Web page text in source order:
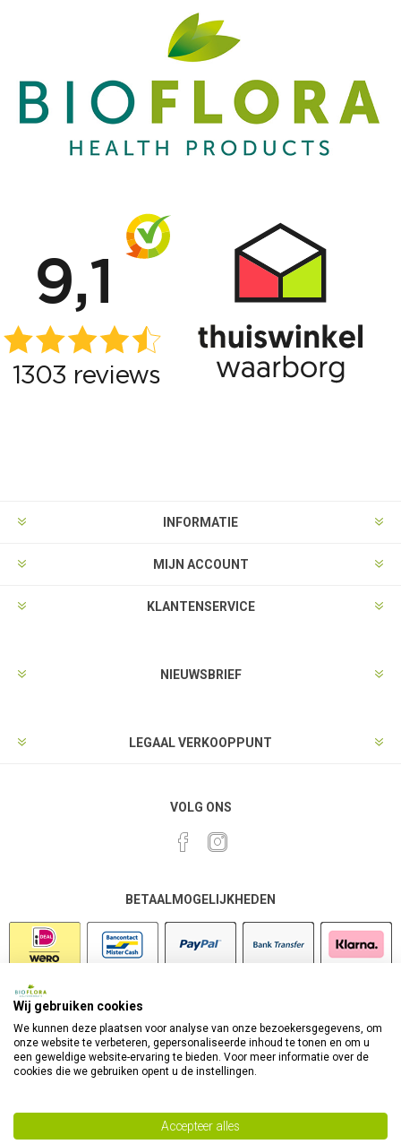
INFORMATIE
MIJN ACCOUNT
KLANTENSERVICE
NIEUWSBRIEF
LEGAAL VERKOOPPUNT
VOLG ONS
BETAALMOGELIJKHEDEN
Wij gebruiken cookies
We kunnen deze plaatsen voor analyse van onze bezoekersgegevens, om
onze website te verbeteren, gepersonaliseerde inhoud te tonen en om u
een geweldige website-ervaring te bieden. Voor meer informatie over de
cookies die we gebruiken opent u de instellingen.
Accepteer alles